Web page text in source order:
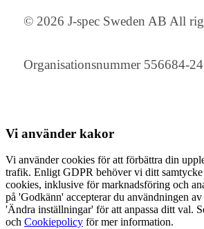
© 2026 J-spec Sweden AB All
Organisationsnummer 556684-
Vi använder kakor
Vi använder cookies för att förbättra din
trafik. Enligt GDPR behöver vi ditt samtycke
cookies, inklusive för marknadsföring och
på 'Godkänn' accepterar du användningen
'Ändra inställningar' för att anpassa ditt val.
och Cookiepolicy för mer information.